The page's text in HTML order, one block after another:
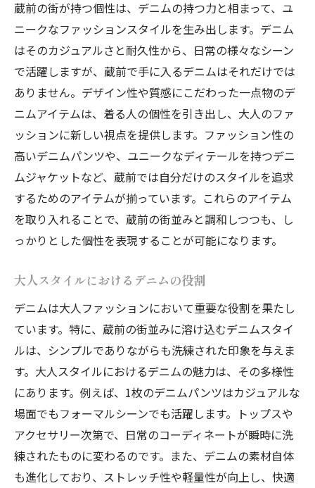
蔵前の街が持つ個性は、デニムの持つ力と相まって、ユ
ニークなファッションスタイルを生み出します。デニム
はそのカジュアルさと耐久性から、日常の様々なシーン
で活躍しますが、蔵前で手に入るデニムはそれだけでは
ありません。デザイン性や質感にこだわった一点物のデ
ニムアイテムは、着る人の個性を引き出し、大人のファ
ッションに新しい視点を提供します。ファッション性の
高いデニムパンツや、ユニークなディテールを持つデニ
ムジャケットなど、蔵前では自分だけのスタイルを追求
するためのアイテムが揃っています。これらのアイテム
を取り入れることで、蔵前の街並みと調和しつつも、し
っかりとした個性を表現することが可能になります。
大人スタイルにおけるデニムの役割
デニムは大人ファッションにおいて重要な役割を果たし
ています。特に、蔵前の街並みに溶け込むデニムスタイ
ルは、シンプルでありながらも洗練された印象を与えま
す。大人スタイルにおけるデニムの魅力は、その多様性
にあります。例えば、1枚のデニムパンツはカジュアルな
場面でもフォーマルシーンでも活躍します。トップスや
アクセサリー次第で、日常のコーディネートが瞬時に洗
練されたものに変わるのです。また、デニムの素材自体
も進化しており、ストレッチ性や軽量性が向上し、快適